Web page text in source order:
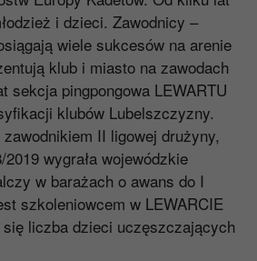
i dzieci. Zawodnicy –
wiele sukcesów na arenie
klub i miasto na zawodach
sekcja pingpongowa LEWARTU
klubów Lubelszczyzny.
II ligowej drużyny,
wygrała wojewódzkie
w barażach o awans do I
szkoleniowcem w LEWARCIE
liczba dzieci uczęszczających